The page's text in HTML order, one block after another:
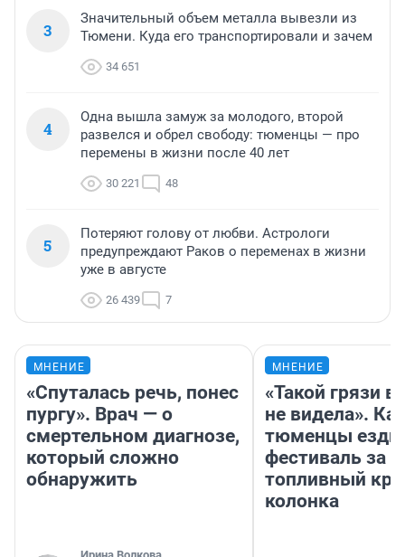
3
Значительный объем металла вывезли из
Тюмени. Куда его транспортировали и зачем
34 651
4
Одна вышла замуж за молодого, второй
развелся и обрел свободу: тюменцы — про
перемены в жизни после 40 лет
30 221 48
5
Потеряют голову от любви. Астрологи
предупреждают Раков о переменах в жизни
уже в августе
26 439 7
МНЕНИЕ
«Спуталась речь, понес
пургу». Врач — о
смертельном диагнозе,
который сложно
обнаружить
МНЕНИЕ
«Такой грязи
не видела».
тюменцы
фестиваль за
топливный
колонка